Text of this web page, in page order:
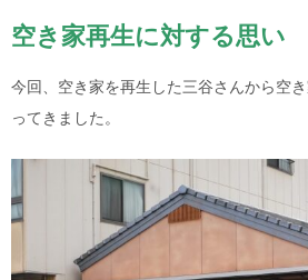
空き家再生に対する思い
今回、空き家を再生した三谷さんから空
ってきました。